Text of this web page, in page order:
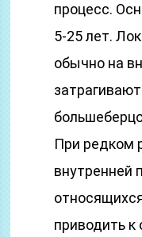
процесс.
5-25 лет.
обычно на
При редком
внутренней
приводить к